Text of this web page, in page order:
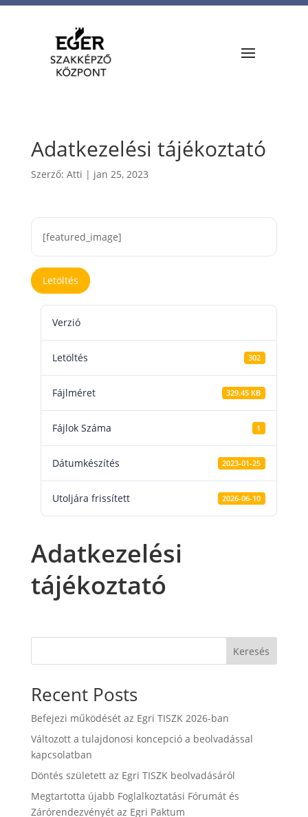
Adatkezelési tájékoztató
Szerző: Atti | jan 25, 2023
[featured_image]
Letöltés
Verzió
Letöltés 302
Fájlméret 329.45 KB
Fájlok Száma 1
Dátumkészítés 2023-01-25
Utoljára frissített 2026-06-10
Adatkezelési
tájékoztató
Keresés
Recent Posts
Befejezi működését az Egri TISZK 2026-ban
Változott a tulajdonosi koncepció a beolvadással
kapcsolatban
Döntés született az Egri TISZK beolvadásáról
Megtartotta újabb Foglalkoztatási Fórumát és
Zárórendezvényét az Egri Paktum